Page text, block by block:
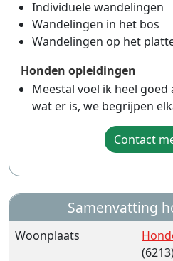
Individuele wandelingen
Wandelingen in het bos
Wandelingen op het
Honden opleidingen
Meestal voel ik heel
wat er is, we begrijpen
Contact
Samenvatting
Woonplaats